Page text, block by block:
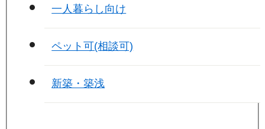
一人暮らし向け
ペット可(相談可)
新築・築浅